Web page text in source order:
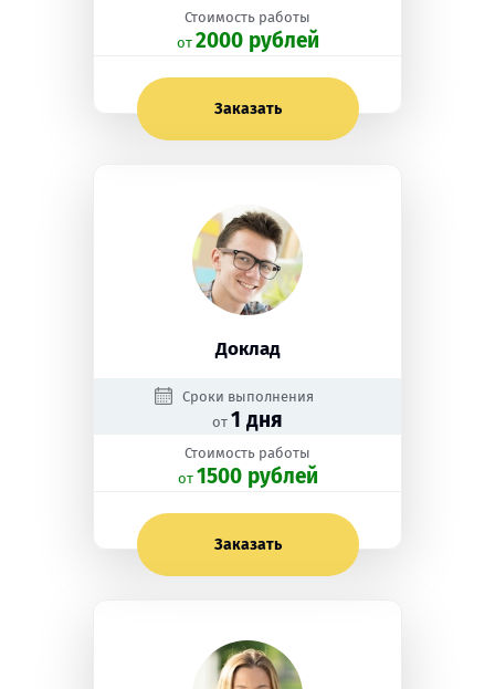
Стоимость работы
oт 2000 рублей
Заказать
Доклад
Сроки выполнения
от 1 дня
Стоимость работы
oт 1500 рублей
Заказать